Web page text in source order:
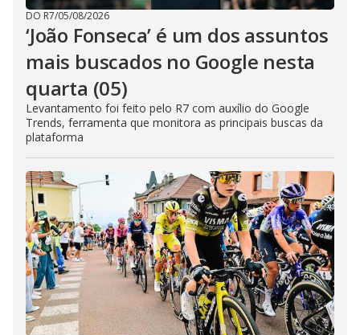
DO R7/05/08/2026
‘João Fonseca’ é um dos assuntos
mais buscados no Google nesta
quarta (05)
Levantamento foi feito pelo R7 com auxílio do Google
Trends, ferramenta que monitora as principais buscas da
plataforma